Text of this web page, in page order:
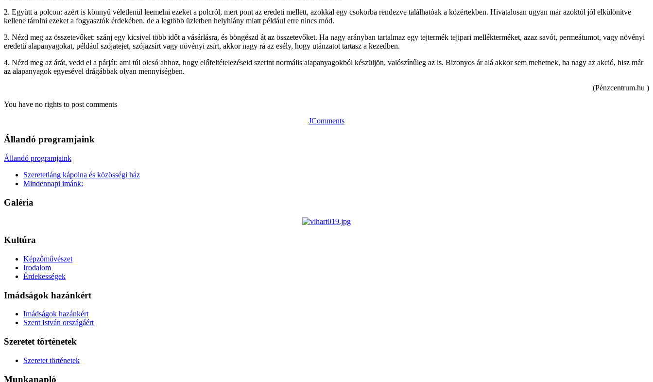
2. Együtt a polcon: azért is könnyű véletlenül leemelni ezeket a polcról, mert pont az eredeti mellett, azokkal egy csokorba rendezve találhatóak a közértekben. Hivatalosan ugyan már azoktól jól elkülönítve
kellene tárolni ezeket a fogyasztók érdekében, de a legtöbb üzletben helyhiány miatt például erre nincs mód.
3. Nézd meg az összetevőket: szánj egy kicsivel több időt a vásárlásra, és böngészd át az összetevőket. Ha nagy arányban tartalmaz egy tejtermék tejipari mellékterméket, azaz savót, permeátumot, vagy növényi
eredetű alapanyagokat, például szójatejet, szójazsírt vagy növényi zsírt, akkor nagy rá az esély, hogy utánzatot tartasz a kezedben.
4. Nézd meg az árát, vedd el a párját: ami túl olcsó ahhoz, hogy előfeltételezéseid szerint normális alapanyagokból készüljön, valószínűleg az is. Bizonyos ár alá akkor sem mehetnek, ha nagy az akció, hisz már
az alapanyagok egyesével drágábbak olyan mennyiségben.
(Pénzcentrum.hu )
You have no rights to post comments
JComments
Állandó programjaink
Állandó programjaink
Szeretetláng kápolna és közösségi ház
Mindennapi imánk:
Galéria
Kultúra
Képzőművészet
Irodalom
Érdekességek
Imádságok hazánkért
Imádságok hazánkért
Szent István országáért
Szeretet történetek
Szeretet történetek
Munkanapló